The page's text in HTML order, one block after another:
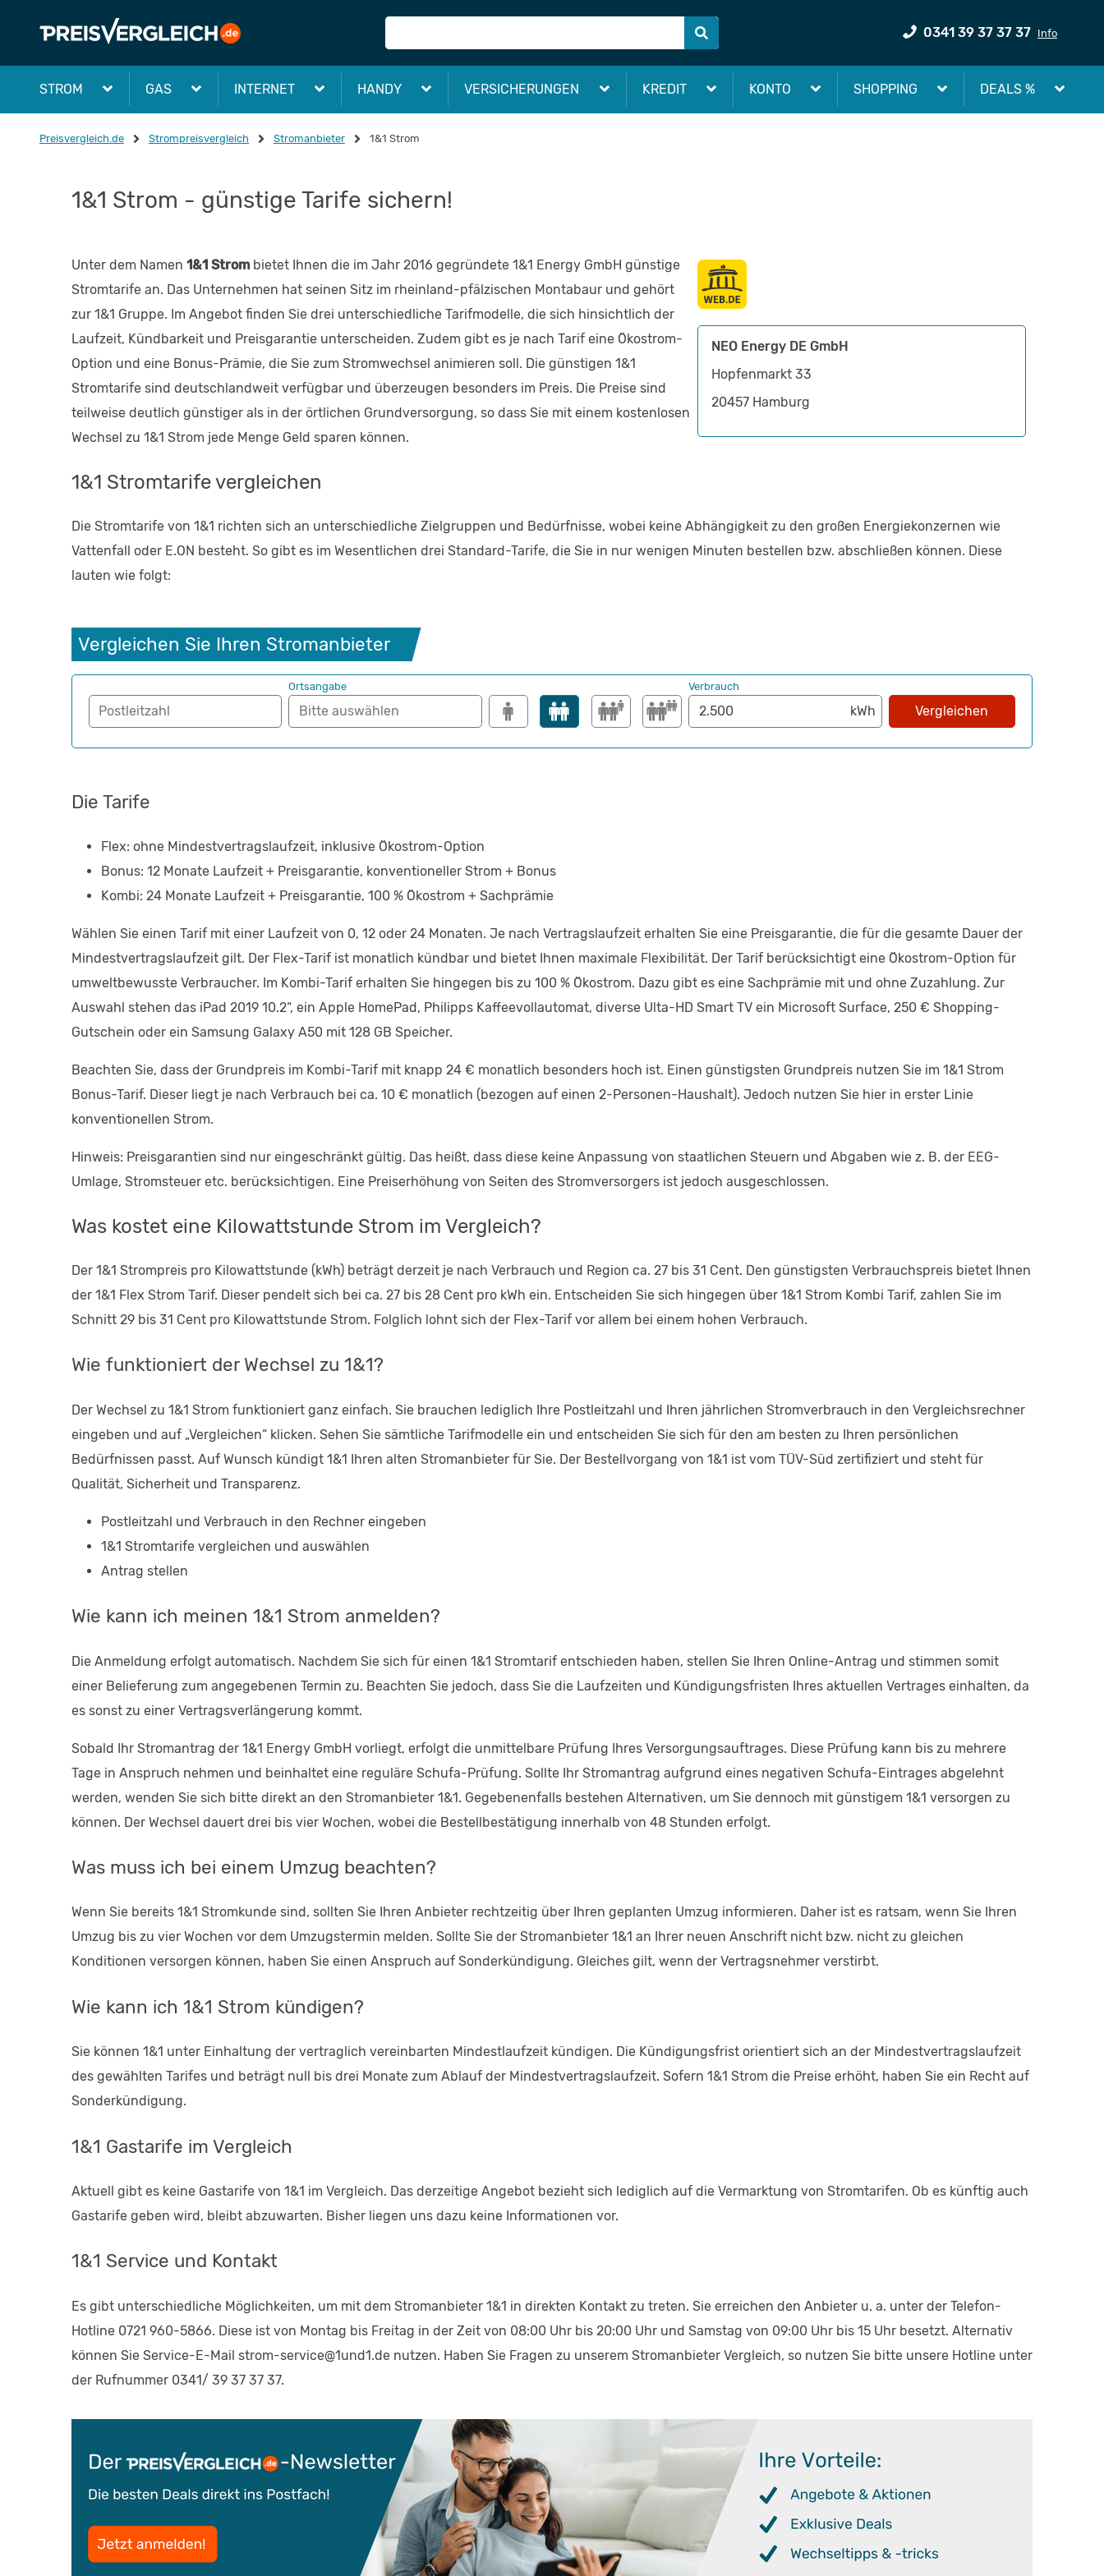
0341 39 37 37 37 Info
STROM GAS INTERNET HANDY VERSICHERUNGEN KREDIT KONTO SHOPPING DEALS %
Preisvergleich.de Strompreisvergleich Stromanbieter 1&1 Strom
1&1 Strom - günstige Tarife sichern!
NEO Energy DE GmbH
Hopfenmarkt 33
20457 Hamburg
Unter dem Namen 1&1 Strombietet Ihnen die im Jahr 2016 gegründete 1&1 Energy GmbH günstige
Stromtarife an. Das Unternehmen hat seinen Sitz im rheinland-pfälzischen Montabaur und gehört
zur 1&1 Gruppe. Im Angebot finden Sie drei unterschiedliche Tarifmodelle, die sich hinsichtlich der
Laufzeit, Kündbarkeit und Preisgarantie unterscheiden. Zudem gibt es je nach Tarif eine Ökostrom-
Option und eine Bonus-Prämie, die Sie zum Stromwechsel animieren soll. Die günstigen 1&1
Stromtarife sind deutschlandweit verfügbar und überzeugen besonders im Preis. Die Preise sind
teilweise deutlich günstiger als in der örtlichen Grundversorgung, so dass Sie mit einem kostenlosen
Wechsel zu 1&1 Strom jede Menge Geld sparen können.
1&1 Stromtarife vergleichen
Die Stromtarife von 1&1 richten sich an unterschiedliche Zielgruppen und Bedürfnisse, wobei keine Abhängigkeit zu den großen Energiekonzernen wie
Vattenfall oder E.ON besteht. So gibt es im Wesentlichen drei Standard-Tarife, die Sie in nur wenigen Minuten bestellen bzw. abschließen können. Diese
lauten wie folgt:
Vergleichen Sie Ihren Stromanbieter
Postleitzahl
Ortsangabe Verbrauch
Vergleichen
Die Tarife
Flex: ohne Mindestvertragslaufzeit, inklusive Ökostrom-Option
Bonus: 12 Monate Laufzeit + Preisgarantie, konventioneller Strom + Bonus
Kombi: 24 Monate Laufzeit + Preisgarantie, 100 % Ökostrom + Sachprämie
Wählen Sie einen Tarif mit einer Laufzeit von 0, 12 oder 24 Monaten. Je nach Vertragslaufzeit erhalten Sie eine Preisgarantie, die für die gesamte Dauer der
Mindestvertragslaufzeit gilt. Der Flex-Tarif ist monatlich kündbar und bietet Ihnen maximale Flexibilität. Der Tarif berücksichtigt eine Ökostrom-Option für
umweltbewusste Verbraucher. Im Kombi-Tarif erhalten Sie hingegen bis zu 100 % Ökostrom. Dazu gibt es eine Sachprämie mit und ohne Zuzahlung. Zur
Auswahl stehen das iPad 2019 10.2“, ein Apple HomePad, Philipps Kaffeevollautomat, diverse Ulta-HD Smart TV ein Microsoft Surface, 250 € Shopping-
Gutschein oder ein Samsung Galaxy A50 mit 128 GB Speicher.
Beachten Sie, dass der Grundpreis im Kombi-Tarif mit knapp 24 € monatlich besonders hoch ist. Einen günstigsten Grundpreis nutzen Sie im 1&1 Strom
Bonus-Tarif. Dieser liegt je nach Verbrauch bei ca. 10 € monatlich (bezogen auf einen 2-Personen-Haushalt). Jedoch nutzen Sie hier in erster Linie
konventionellen Strom.
Hinweis: Preisgarantien sind nur eingeschränkt gültig. Das heißt, dass diese keine Anpassung von staatlichen Steuern und Abgaben wie z. B. der EEG-
Umlage, Stromsteuer etc. berücksichtigen. Eine Preiserhöhung von Seiten des Stromversorgers ist jedoch ausgeschlossen.
Was kostet eine Kilowattstunde Strom im Vergleich?
Der 1&1 Strompreis pro Kilowattstunde (kWh) beträgt derzeit je nach Verbrauch und Region ca. 27 bis 31 Cent. Den günstigsten Verbrauchspreis bietet Ihnen
der 1&1 Flex Strom Tarif. Dieser pendelt sich bei ca. 27 bis 28 Cent pro kWh ein. Entscheiden Sie sich hingegen über 1&1 Strom Kombi Tarif, zahlen Sie im
Schnitt 29 bis 31 Cent pro Kilowattstunde Strom. Folglich lohnt sich der Flex-Tarif vor allem bei einem hohen Verbrauch.
Wie funktioniert der Wechsel zu 1&1?
Der Wechsel zu 1&1 Strom funktioniert ganz einfach. Sie brauchen lediglich Ihre Postleitzahl und Ihren jährlichen Stromverbrauch in den Vergleichsrechner
eingeben und auf „Vergleichen“ klicken. Sehen Sie sämtliche Tarifmodelle ein und entscheiden Sie sich für den am besten zu Ihren persönlichen
Bedürfnissen passt. Auf Wunsch kündigt 1&1 Ihren alten Stromanbieter für Sie. Der Bestellvorgang von 1&1 ist vom TÜV-Süd zertifiziert und steht für
Qualität, Sicherheit und Transparenz.
Postleitzahl und Verbrauch in den Rechner eingeben
1&1 Stromtarife vergleichen und auswählen
Antrag stellen
Wie kann ich meinen 1&1 Strom anmelden?
Die Anmeldung erfolgt automatisch. Nachdem Sie sich für einen 1&1 Stromtarif entschieden haben, stellen Sie Ihren Online-Antrag und stimmen somit
einer Belieferung zum angegebenen Termin zu. Beachten Sie jedoch, dass Sie die Laufzeiten und Kündigungsfristen Ihres aktuellen Vertrages einhalten, da
es sonst zu einer Vertragsverlängerung kommt.
Sobald Ihr Stromantrag der 1&1 Energy GmbH vorliegt, erfolgt die unmittelbare Prüfung Ihres Versorgungsauftrages. Diese Prüfung kann bis zu mehrere
Tage in Anspruch nehmen und beinhaltet eine reguläre Schufa-Prüfung. Sollte Ihr Stromantrag aufgrund eines negativen Schufa-Eintrages abgelehnt
werden, wenden Sie sich bitte direkt an den Stromanbieter 1&1. Gegebenenfalls bestehen Alternativen, um Sie dennoch mit günstigem 1&1 versorgen zu
können. Der Wechsel dauert drei bis vier Wochen, wobei die Bestellbestätigung innerhalb von 48 Stunden erfolgt.
Was muss ich bei einem Umzug beachten?
Wenn Sie bereits 1&1 Stromkunde sind, sollten Sie Ihren Anbieter rechtzeitig über Ihren geplanten Umzug informieren. Daher ist es ratsam, wenn Sie Ihren
Umzug bis zu vier Wochen vor dem Umzugstermin melden. Sollte Sie der Stromanbieter 1&1 an Ihrer neuen Anschrift nicht bzw. nicht zu gleichen
Konditionen versorgen können, haben Sie einen Anspruch auf Sonderkündigung. Gleiches gilt, wenn der Vertragsnehmer verstirbt.
Wie kann ich 1&1 Strom kündigen?
Sie können 1&1 unter Einhaltung der vertraglich vereinbarten Mindestlaufzeit kündigen. Die Kündigungsfrist orientiert sich an der Mindestvertragslaufzeit
des gewählten Tarifes und beträgt null bis drei Monate zum Ablauf der Mindestvertragslaufzeit. Sofern 1&1 Strom die Preise erhöht, haben Sie ein Recht auf
Sonderkündigung.
1&1 Gastarife im Vergleich
Aktuell gibt es keine Gastarife von 1&1 im Vergleich. Das derzeitige Angebot bezieht sich lediglich auf die Vermarktung von Stromtarifen. Ob es künftig auch
Gastarife geben wird, bleibt abzuwarten. Bisher liegen uns dazu keine Informationen vor.
1&1 Service und Kontakt
Es gibt unterschiedliche Möglichkeiten, um mit dem Stromanbieter 1&1 in direkten Kontakt zu treten. Sie erreichen den Anbieter u. a. unter der Telefon-
Hotline 0721 960-5866. Diese ist von Montag bis Freitag in der Zeit von 08:00 Uhr bis 20:00 Uhr und Samstag von 09:00 Uhr bis 15 Uhr besetzt. Alternativ
können Sie Service-E-Mail strom-service@1und1.de nutzen. Haben Sie Fragen zu unserem Stromanbieter Vergleich, so nutzen Sie bitte unsere Hotline unter
der Rufnummer 0341/ 39 37 37 37.